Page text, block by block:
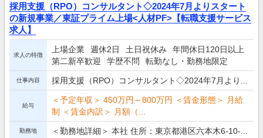
採用支援（RPO）コンサルタント◇2024年7月よりスタート
の新規事業／東証プライム上場<人材PF>【転職支援サービス
求人】
求人の特徴
上場企業 週休2日 土日祝休み
年間休日120日以上
第二新卒歓迎
学歴不問 転勤なし・勤務地限定
仕事内容 採用支援（RPO）コンサルタント◇2024年7月より...
給与
＜予定年収＞ 450万円～800万円 ＜賃金形態＞ 月給
制 ＜賃金内訳＞ 月額（...
勤務地 ＜勤務地詳細＞ 本社 住所：東京都港区六本木6-10-...